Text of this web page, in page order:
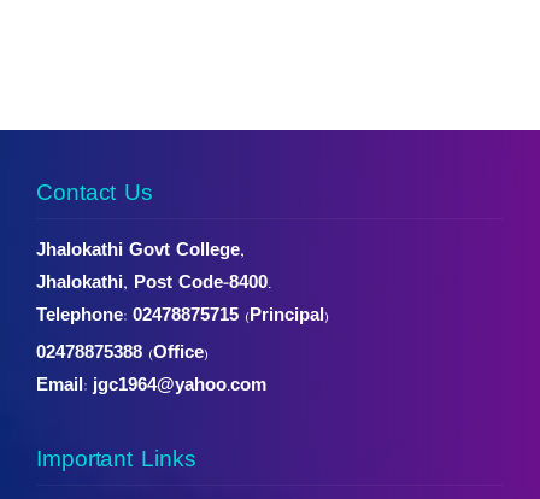
Contact Us
Jhalokathi Govt College,
Jhalokathi, Post Code-8400.
Telephone: 02478875715 (Principal)
02478875388 (Office)
Email: jgc1964@yahoo.com
Important Links